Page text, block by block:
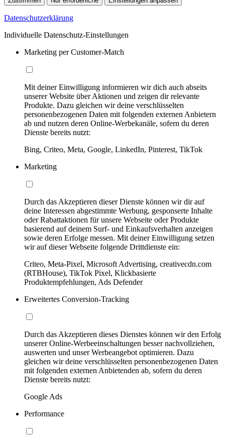
Datenschutzerklärung
Individuelle Datenschutz-Einstellungen
Marketing per Customer-Match
Mit deiner Einwilligung informieren wir dich auch abseits
unserer Website über Aktionen und zeigen dir relevante
Produkte. Dazu gleichen wir deine verschlüsselten
personenbezogenen Daten mit folgenden externen Anbietern
ab und nutzen deren Online-Werbekanäle, sofern du deren
Dienste bereits nutzt:
Bing, Criteo, Meta, Google, LinkedIn, Pinterest, TikTok
Marketing
Durch das Akzeptieren dieser Dienste können wir dir auf
deine Interessen abgestimmte Werbung, gesponserte Inhalte
oder Rabattaktionen für unsere Webseite oder Produkte
basierend auf deinem Surf- und Einkaufsverhalten anzeigen
sowie deren Erfolge messen. Mit deiner Einwilligung setzen
wir auf dieser Webseite folgende Drittdienste ein:
Criteo, Meta-Pixel, Microsoft Advertising, creativecdn.com
(RTBHouse), TikTok Pixel, Klickbasierte
Produktempfehlungen, Ads Defender
Erweitertes Conversion-Tracking
Durch das Akzeptieren dieses Dienstes können wir den Erfolg
unserer Online-Werbeeinschaltungen besser nachvollziehen,
auswerten und unser Werbeangebot optimieren. Dazu
gleichen wir deine verschlüsselten personenbezogenen Daten
mit folgenden externen Anbietenden ab, sofern du deren
Dienste bereits nutzt:
Google Ads
Performance